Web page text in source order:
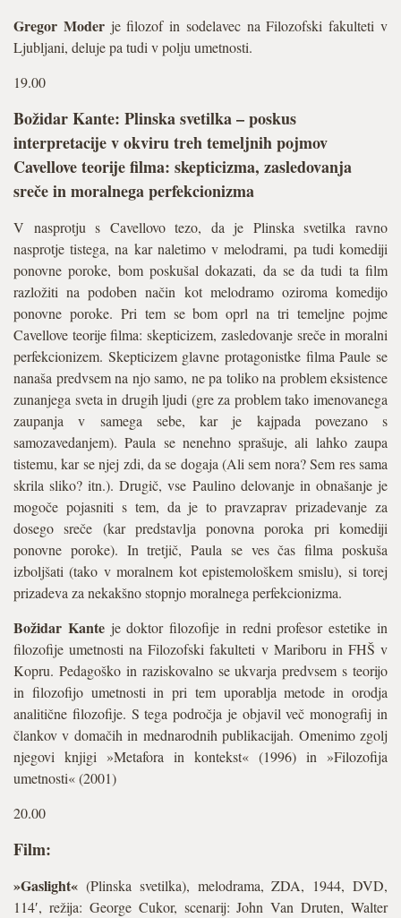
Gregor Moderje filozof in sodelavec na Filozofski fakulteti v
Ljubljani, deluje pa tudi v polju umetnosti.
19.00
Božidar Kante: Plinska svetilka – poskus
interpretacije v okviru treh temeljnih pojmov
Cavellove teorije filma: skepticizma, zasledovanja
sreče in moralnega perfekcionizma
V nasprotju s Cavellovo tezo, da je Plinska svetilka ravno
nasprotje tistega, na kar naletimo v melodrami, pa tudi komediji
ponovne poroke, bom poskušal dokazati, da se da tudi ta film
razložiti na podoben način kot melodramo oziroma komedijo
ponovne poroke. Pri tem se bom oprl na tri temeljne pojme
Cavellove teorije filma: skepticizem, zasledovanje sreče in moralni
perfekcionizem. Skepticizem glavne protagonistke filma Paule se
nanaša predvsem na njo samo, ne pa toliko na problem eksistence
zunanjega sveta in drugih ljudi (gre za problem tako imenovanega
zaupanja v samega sebe, kar je kajpada povezano s
samozavedanjem). Paula se nenehno sprašuje, ali lahko zaupa
tistemu, kar se njej zdi, da se dogaja (Ali sem nora? Sem res sama
skrila sliko? itn.). Drugič, vse Paulino delovanje in obnašanje je
mogoče pojasniti s tem, da je to pravzaprav prizadevanje za
dosego sreče (kar predstavlja ponovna poroka pri komediji
ponovne poroke). In tretjič, Paula se ves čas filma poskuša
izboljšati (tako v moralnem kot epistemološkem smislu), si torej
prizadeva za nekakšno stopnjo moralnega perfekcionizma.
Božidar Kanteje doktor filozofije in redni profesor estetike in
filozofije umetnosti na Filozofski fakulteti v Mariboru in FHŠ v
Kopru. Pedagoško in raziskovalno se ukvarja predvsem s teorijo
in filozofijo umetnosti in pri tem uporablja metode in orodja
analitične filozofije. S tega področja je objavil več monografij in
člankov v domačih in mednarodnih publikacijah. Omenimo zgolj
njegovi knjigi »Metafora in kontekst« (1996) in »Filozofija
umetnosti« (2001)
20.00
Film:
»Gaslight« (Plinska svetilka), melodrama, ZDA, 1944, DVD,
114′, režija: George Cukor, scenarij: John Van Druten, Walter